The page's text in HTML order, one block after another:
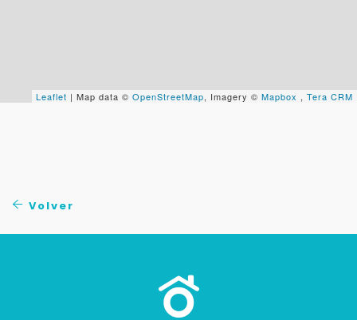
Leaflet | Map data © OpenStreetMap, Imagery © Mapbox , Tera CRM
Volver
Cancelar